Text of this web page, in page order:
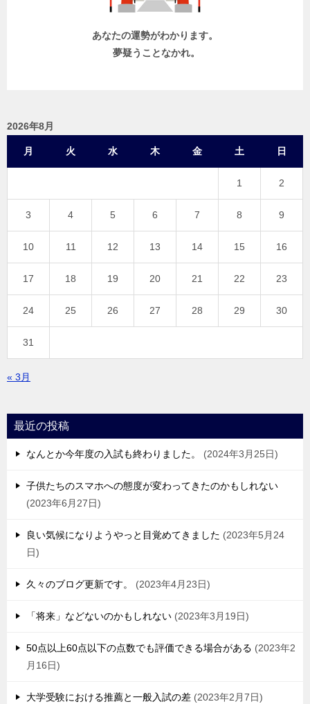
あなたの運勢がわかります。
夢疑うことなかれ。
2026年8月
月 火 水 木 金 土 日
1 2
3 4 5 6 7 8 9
10 11 12 13 14 15 16
17 18 19 20 21 22 23
24 25 26 27 28 29 30
31
« 3月
最近の投稿
なんとか今年度の入試も終わりました。 2024年3月25日
子供たちのスマホへの態度が変わってきたのかもしれない
2023年6月27日
良い気候になりようやっと目覚めてきました
2023年5月24
日
久々のブログ更新です。 2023年4月23日
「将来」などないのかもしれない 2023年3月19日
50点以上60点以下の点数でも評価できる場合がある
2023年2
月16日
大学受験における推薦と一般入試の差 2023年2月7日